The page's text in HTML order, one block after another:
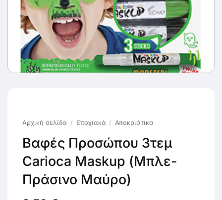
Αρχική σελίδα / Εποχιακά / Αποκριάτικα
Βαφές Προσώπου 3τεμ
Carioca Maskup (Μπλε-
Πράσινο Μαύρο)